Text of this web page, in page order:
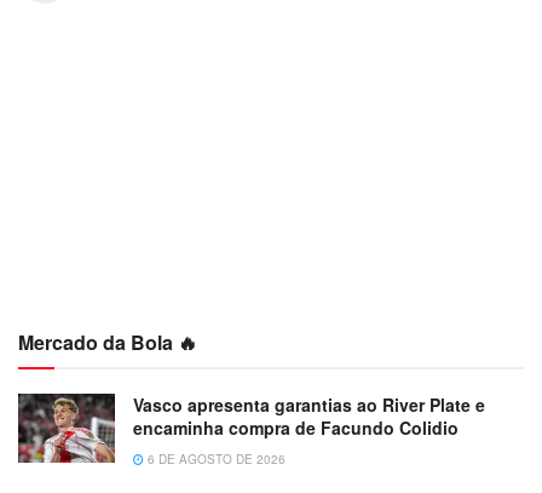
Mercado da Bola 🔥
Vasco apresenta garantias ao River Plate e
encaminha compra de Facundo Colidio
6 DE AGOSTO DE 2026